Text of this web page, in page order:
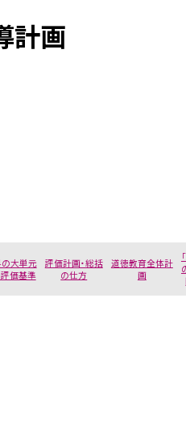
計画
大単元
価基準
評価計画・総括
の仕方
道徳教育全体計
画